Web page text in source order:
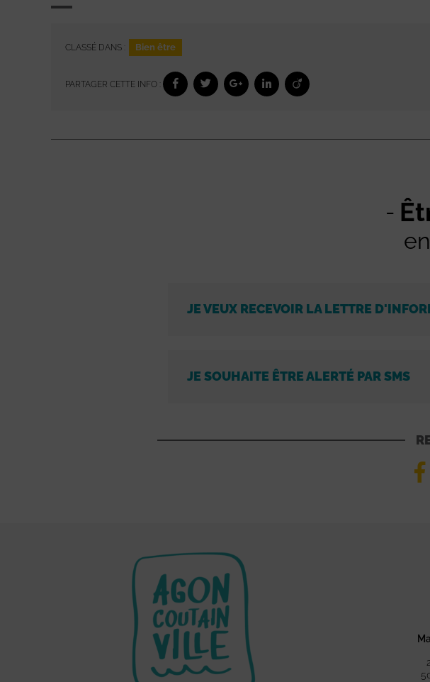
CLASSÉ DANS : Bien être
PARTAGER CETTE INFO :
JE VEUX RECEVOIR LA LETTRE
JE SOUHAITE ÊTRE ALERTÉ PAR SMS